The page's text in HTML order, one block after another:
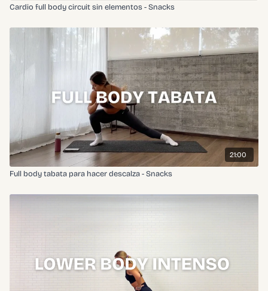
Cardio full body circuit sin elementos - Snacks
21:00
Full body tabata para hacer descalza - Snacks